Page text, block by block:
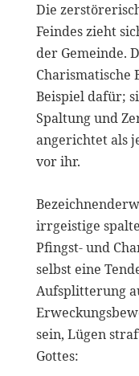
Die
Feindes zieht
der Gemeinde.
Charismatische
Beispiel dafür;
Spaltung und
angerichtet als
vor ihr.
irrgeistige
Pfingst- und
selbst eine
Aufsplitterung
sein, Lügen
Gottes: